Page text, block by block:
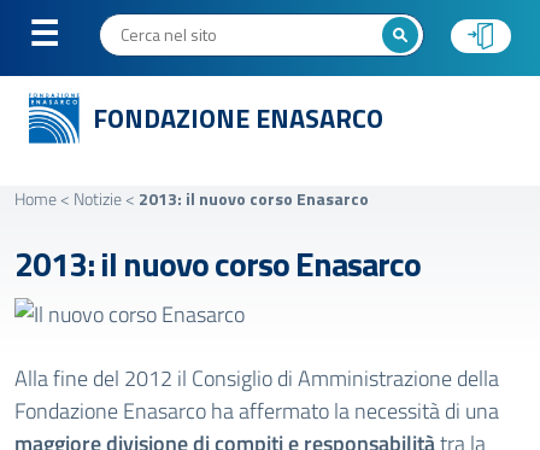
FONDAZIONE ENASARCO
Home< Notizie< 2013: il nuovo corso Enasarco
2013: il nuovo corso Enasarco
Alla fine del 2012 il Consiglio di Amministrazione della
Fondazione Enasarco ha affermato la necessità di una
maggiore divisione di compiti e responsabilitàtra la